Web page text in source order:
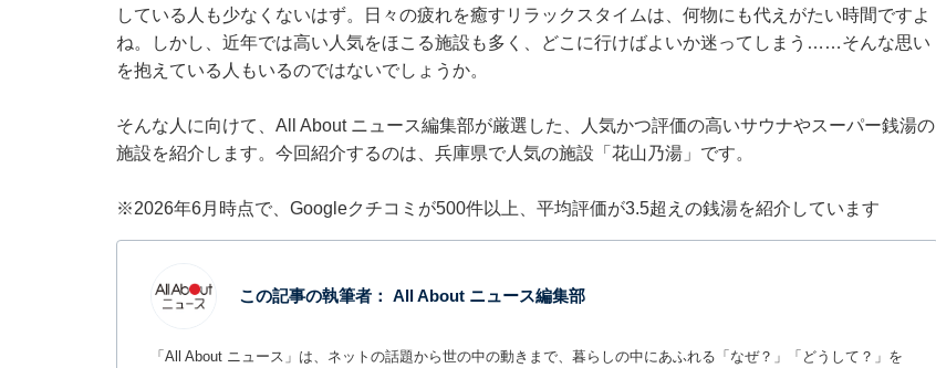
している人も少なくないはず。日々の疲れを癒すリラックスタイムは、何物にも代えがたい時間ですよ
ね。しかし、近年では高い人気をほこる施設も多く、どこに行けばよいか迷ってしまう……そんな思い
を抱えている人もいるのではないでしょうか。
そんな人に向けて、All About ニュース編集部が厳選した、人気かつ評価の高いサウナやスーパー銭湯の
施設を紹介します。今回紹介するのは、兵庫県で人気の施設「花山乃湯」です。
※2026年6月時点で、Googleクチコミが500件以上、平均評価が3.5超えの銭湯を紹介しています
この記事の執筆者： All About ニュース編集部
「All About ニュース」は、ネットの話題から世の中の動きまで、暮らしの中にあふれる「なぜ？」「どうして？」を